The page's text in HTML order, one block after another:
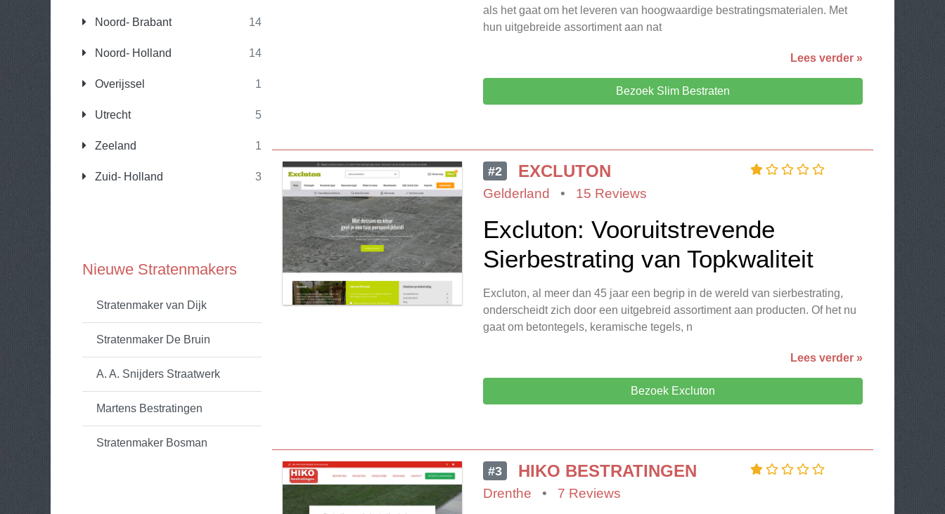
Noord- Brabant 14
Noord- Holland 14
Overijssel 1
Utrecht 5
Zeeland 1
Zuid- Holland 3
Nieuwe Stratenmakers
Stratenmaker van Dijk
Stratenmaker De Bruin
A. A. Snijders Straatwerk
Martens Bestratingen
Stratenmaker Bosman
als het gaat om het leveren van hoogwaardige bestratingsmaterialen. Met
hun uitgebreide assortiment aan nat
Lees verder »
Bezoek Slim Bestraten
#2 EXCLUTON
Gelderland • 15 Reviews
Excluton: Vooruitstrevende
Sierbestrating van Topkwaliteit
Excluton, al meer dan 45 jaar een begrip in de wereld van sierbestrating,
onderscheidt zich door een uitgebreid assortiment aan producten. Of het nu
gaat om betontegels, keramische tegels, n
Lees verder »
Bezoek Excluton
#3 HIKO BESTRATINGEN
Drenthe • 7 Reviews